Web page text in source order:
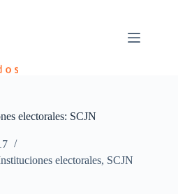
electorales: SCJN
electorales, SCJN